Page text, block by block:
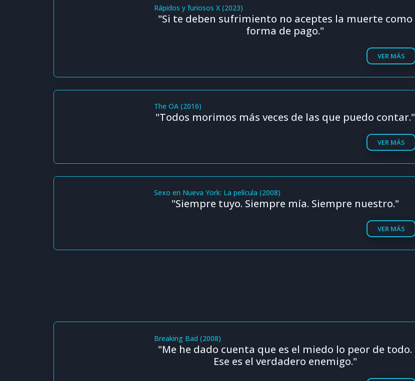
Rápidos y furiosos X (2023)
"Si te deben sufrimiento no aceptes la muerte como
forma de pago."
VER MÁS
The OA (2016)
"Todos morimos más veces de las que puedo contar."
VER MÁS
Sexo en Nueva York: La película (2008)
"Siempre tuyo. Siempre mía. Siempre nuestro."
VER MÁS
Breaking Bad (2008)
"Me he dado cuenta que es el miedo lo peor de todo.
Ese es el verdadero enemigo."